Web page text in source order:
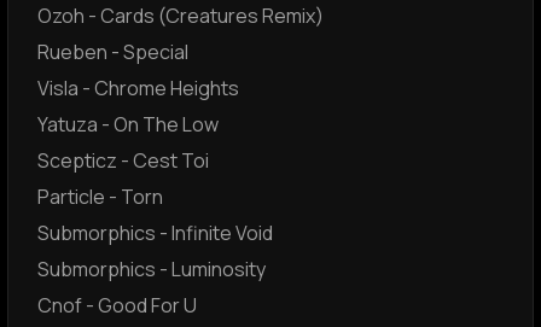
Ozoh - Cards (Creatures Remix)
Rueben - Special
Visla - Chrome Heights
Yatuza - On The Low
Scepticz - Cest Toi
Particle - Torn
Submorphics - Infinite Void
Submorphics - Luminosity
Cnof - Good For U